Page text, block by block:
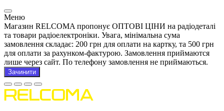
Меню
Магазин RELCOMA пропонує ОПТОВІ ЦІНИ на радіодеталі
та товари радіоелектроніки. Увага, мінімальна сума
замовлення складає: 200 грн для оплати на картку, та 500 грн
для оплати за рахунком-фактурою. Замовлення приймаются
лише через сайт. По телефону замовлення не приймаються.
Зачинити